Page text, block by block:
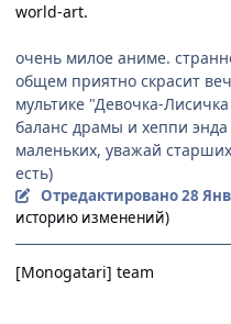
world-art.
очень милое аниме.
общем приятно скрасит
мультике "Девочка-
баланс драмы и хеппи
маленьких, уважай
есть)
Отредактировано28
историю изменений)
[Monogatari] team